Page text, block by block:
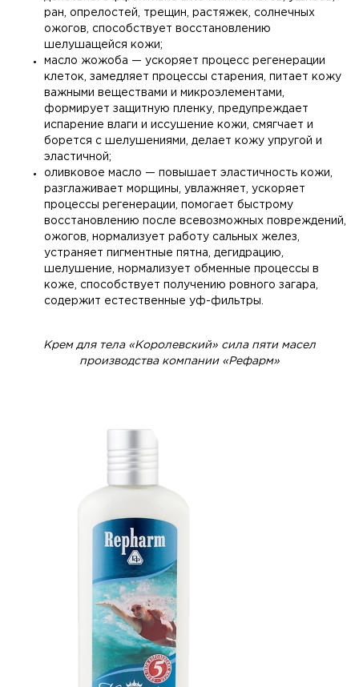
ран, опрелостей, трещин, растяжек, солнечных
ожогов, способствует восстановлению
шелушащейся кожи;
масло жожоба — ускоряет процесс регенерации
клеток, замедляет процессы старения, питает кожу
важными веществами и микроэлементами,
формирует защитную пленку, предупреждает
испарение влаги и иссушение кожи, смягчает и
борется с шелушениями, делает кожу упругой и
эластичной;
оливковое масло — повышает эластичность кожи,
разглаживает морщины, увлажняет, ускоряет
процессы регенерации, помогает быстрому
восстановлению после всевозможных повреждений,
ожогов, нормализует работу сальных желез,
устраняет пигментные пятна, дегидрацию,
шелушение, нормализует обменные процессы в
коже, способствует получению ровного загара,
содержит естественные уф-фильтры.
Крем для тела «Королевский» сила пяти масел
производства компании «Рефарм»